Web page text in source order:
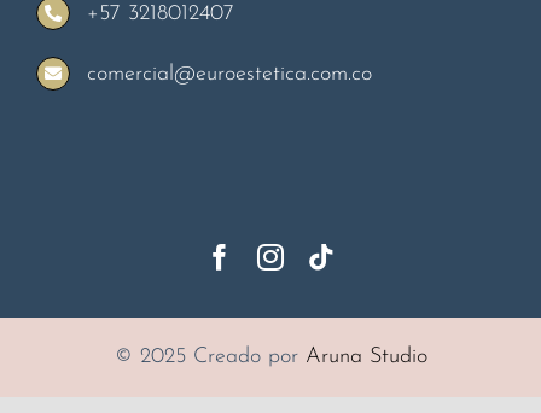
+57 3218012407
comercial@euroestetica.com.co
© 2025 Creado porAruna Studio